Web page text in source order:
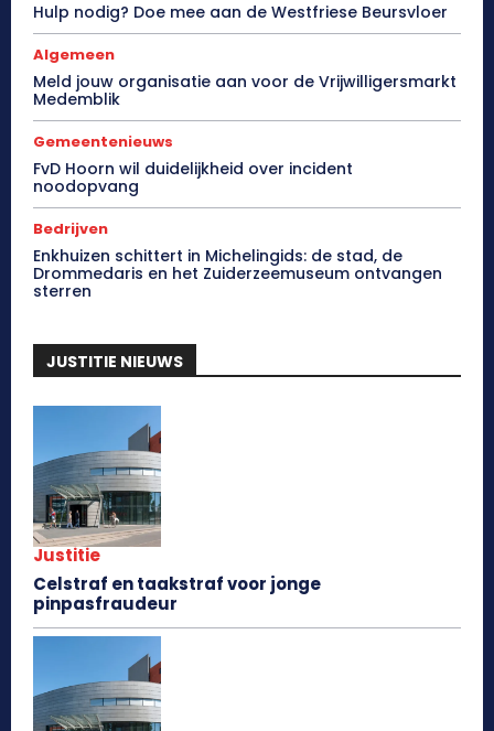
Hulp nodig? Doe mee aan de Westfriese Beursvloer
Algemeen
Meld jouw organisatie aan voor de Vrijwilligersmarkt
Medemblik
Gemeentenieuws
FvD Hoorn wil duidelijkheid over incident
noodopvang
Bedrijven
Enkhuizen schittert in Michelingids: de stad, de
Drommedaris en het Zuiderzeemuseum ontvangen
sterren
JUSTITIE NIEUWS
Justitie
Celstraf en taakstraf voor jonge
pinpasfraudeur